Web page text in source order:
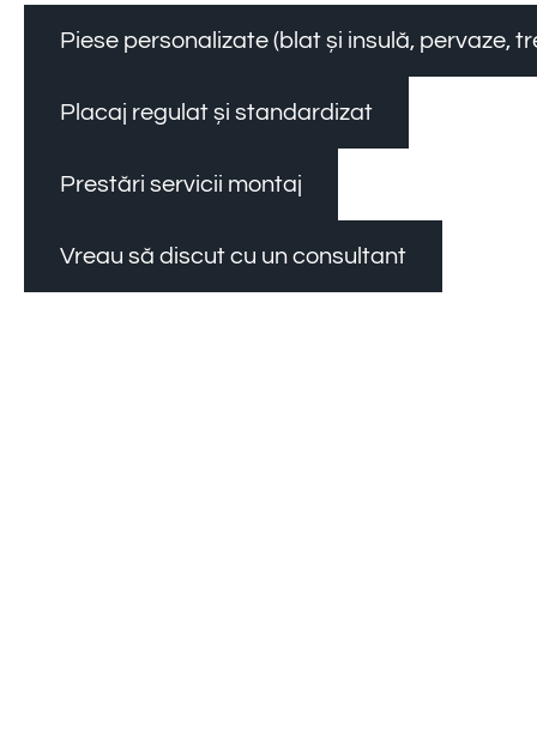
Piese personalizate (blat și insulă, pervaze,
Placaj regulat și standardizat
Prestări servicii montaj
Vreau să discut cu un consultant